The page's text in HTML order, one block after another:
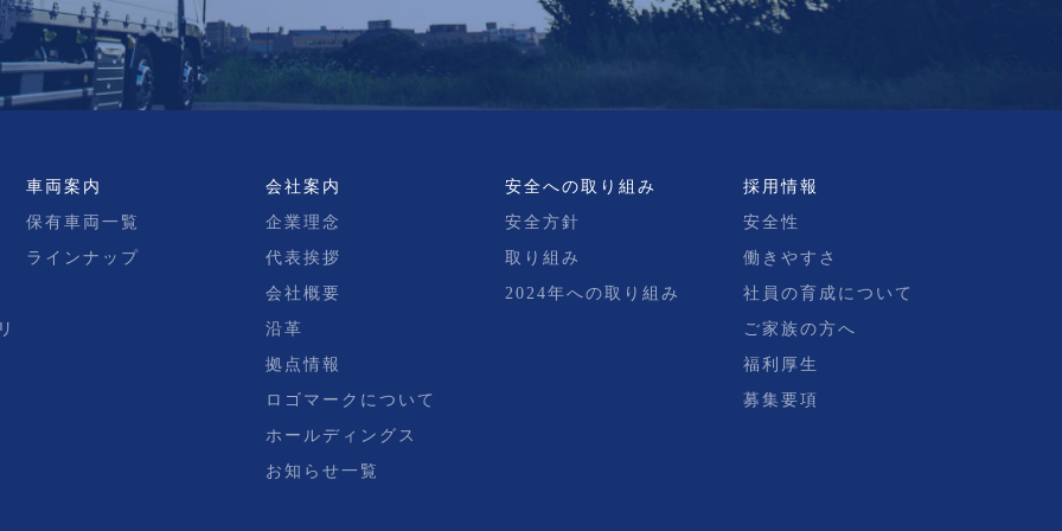
車両案内
保有車両一覧
ラインナップ
会社案内
企業理念
代表挨拶
会社概要
沿革
拠点情報
ロゴマークについて
ホールディングス
お知らせ一覧
安全への取り組み
安全方針
取り組み
2024年への取り組み
採用情報
安全性
働きやすさ
社員の育成について
ご家族の方へ
福利厚生
募集要項